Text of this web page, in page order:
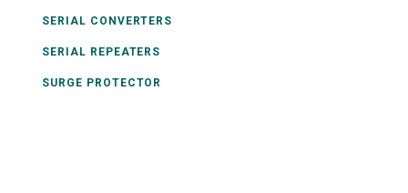
SERIAL CONVERTERS
SERIAL REPEATERS
SURGE PROTECTOR